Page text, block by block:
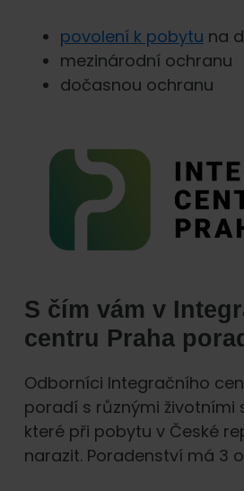
povolení k pobytu na
mezinárodní ochranu
dočasnou ochranu
S čím vám v
centru Praha
Odborníci Integračního
poradí s různými životními
které při pobytu v České
narazit. Poradenství má 3